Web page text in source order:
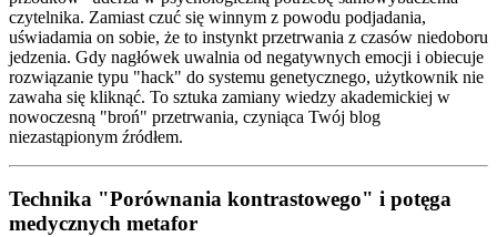
czytelnika. Zamiast czuć się winnym z powodu podjadania,
uświadamia on sobie, że to instynkt przetrwania z czasów niedoboru
jedzenia. Gdy nagłówek uwalnia od negatywnych emocji i obiecuje
rozwiązanie typu "hack" do systemu genetycznego, użytkownik nie
zawaha się kliknąć. To sztuka zamiany wiedzy akademickiej w
nowoczesną "broń" przetrwania, czyniąca Twój blog
niezastąpionym źródłem.
Technika "Porównania kontrastowego" i potęga
medycznych metafor